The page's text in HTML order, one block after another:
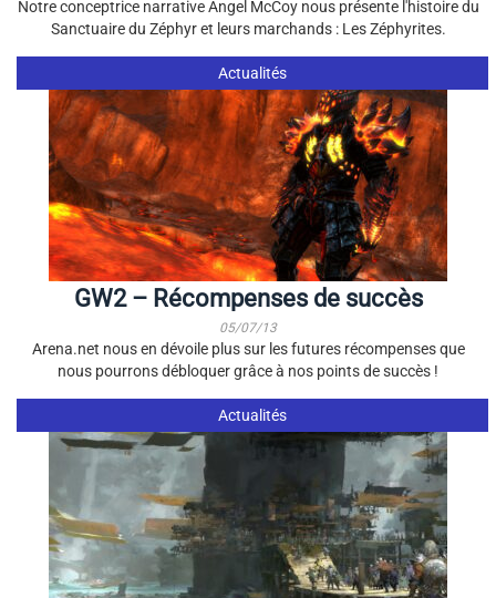
Notre conceptrice narrative Angel McCoy nous présente l'histoire du
Sanctuaire du Zéphyr et leurs marchands : Les Zéphyrites.
Actualités
GW2 – Récompenses de succès
05/07/13
Arena.net nous en dévoile plus sur les futures récompenses que
nous pourrons débloquer grâce à nos points de succès !
Actualités